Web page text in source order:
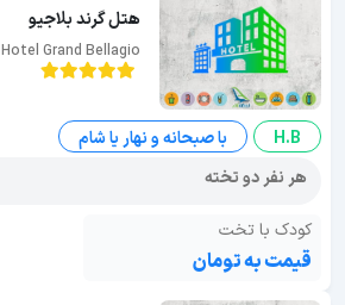
هتل گرند بلاجیو
Hotel Grand Bellagio
H.B
با صبحانه و نهار یا شام
هر نفر دو تخته
کودک با تخت
قیمت به تومان